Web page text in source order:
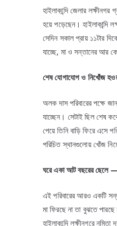
হাইলাকান্দি জেলার
হয়ে পড়েছেন। হাইলাকান্দি
সেদিন সকাল প্রায় ১১টার
যাচ্ছে, মা ও সন্তানের আর
শেষযোগাযোগও নিখোঁজ
অলক দাস পরিবারের পক্ষে
যাচ্ছেন। সেটাই ছিল শেষ
পেয়ে তিনি বাড়ি ফিরে এসে
পরিচিত স্থানগুলোয় খোঁজ
ঘরেএকাআটবছরেরছেলে
এই পরিবারের আরও একটি
মা ফিরছে না তা বুঝতে
হাইলাকান্দি লক্ষীনগরে